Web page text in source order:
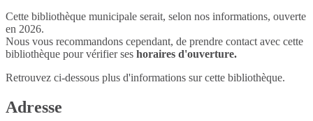
Cette bibliothèque municipale serait, selon nos informations, ouverte
en 2026.
Nous vous recommandons cependant, de prendre contact avec cette
bibliothèque pour vérifier ses horaires d'ouverture.
Retrouvez ci-dessous plus d'informations sur cette bibliothèque.
Adresse